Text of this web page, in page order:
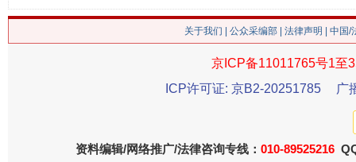
今
关于我们 公众采编部 法律声明 | 中国
京ICP备11011765号1至
ICP许可证: 京B2-20251785
广
资料编辑/网络推广/法律咨询专线： 010-89525216